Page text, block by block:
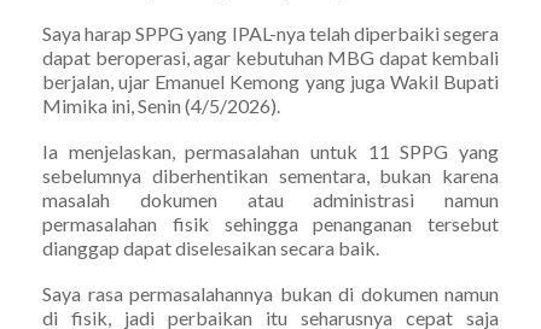
Saya harap SPPG yang IPAL-nya telah diperbaiki segera
dapat beroperasi, agar kebutuhan MBG dapat kembali
berjalan, ujar Emanuel Kemong yang juga Wakil Bupati
Mimika ini, Senin (4/5/2026).
Ia menjelaskan, permasalahan untuk 11 SPPG yang
sebelumnya diberhentikan sementara, bukan karena
masalah dokumen atau administrasi namun
permasalahan fisik sehingga penanganan tersebut
dianggap dapat diselesaikan secara baik.
Saya rasa permasalahannya bukan di dokumen namun
di fisik, jadi perbaikan itu seharusnya cepat saja